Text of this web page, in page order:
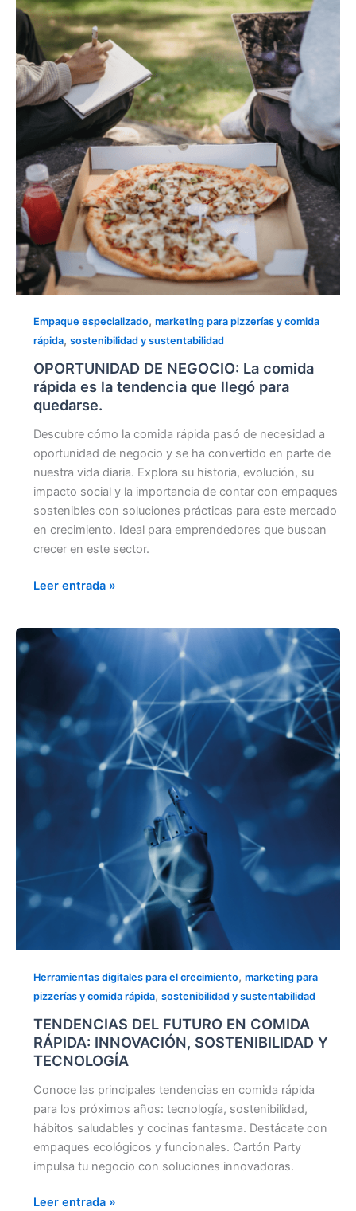
Empaque especializado, marketing para pizzerías y comida
rápida, sostenibilidad y sustentabilidad
OPORTUNIDAD DE NEGOCIO: La comida
rápida es la tendencia que llegó para
quedarse.
Descubre cómo la comida rápida pasó de necesidad a
oportunidad de negocio y se ha convertido en parte de
nuestra vida diaria. Explora su historia, evolución, su
impacto social y la importancia de contar con empaques
sostenibles con soluciones prácticas para este mercado
en crecimiento. Ideal para emprendedores que buscan
crecer en este sector.
NEGOCIO:
La
comida
rápida
es
la
que
llegó
para
quedarse.
Leer entrada »
Herramientas digitales para el crecimiento, marketing para
pizzerías y comida rápida, sostenibilidad y sustentabilidad
TENDENCIAS DEL FUTURO EN COMIDA
RÁPIDA: INNOVACIÓN, SOSTENIBILIDAD Y
TECNOLOGÍA
Conoce las principales tendencias en comida rápida
para los próximos años: tecnología, sostenibilidad,
hábitos saludables y cocinas fantasma. Destácate con
empaques ecológicos y funcionales. Cartón Party
impulsa tu negocio con soluciones innovadoras.
TENDENCIAS
COMIDA
RÁPIDA:
INNOVACIÓN,
SOSTENIBILIDAD
TECNOLOGÍA
Leer entrada »